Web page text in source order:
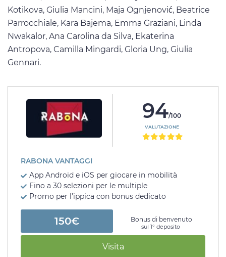
Kotikova, Giulia Mancini, Maja Ognjenović, Beatrice
Parrocchiale, Kara Bajema, Emma Graziani, Linda
Nwakalor, Ana Carolina da Silva, Ekaterina
Antropova, Camilla Mingardi, Gloria Ung, Giulia
Gennari.
94/100
VALUTAZIONE
RABONA VANTAGGI
App Android e iOS per giocare in mobilità
Fino a 30 selezioni per le multiple
Promo per l’ippica con bonus dedicato
150€ Bonus di benvenuto
sul 1° deposito
Visita